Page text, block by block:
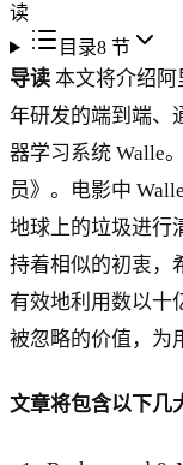
读
目录8节
导读 本文将介绍阿
年研发的端到端、
器学习系统 Walle
员》。电影中
地球上的垃圾进行
持着相似的初衷，
有效地利用数以十
被忽略的价值，为
文章将包含以下几